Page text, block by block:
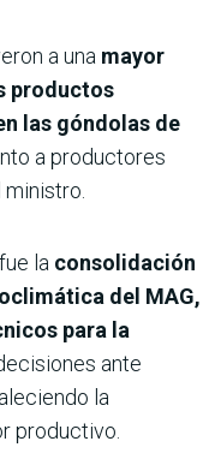
a una mayor
productos
las góndolas de
a productores
la consolidación
del MAG,
para la
ante
la
productivo.